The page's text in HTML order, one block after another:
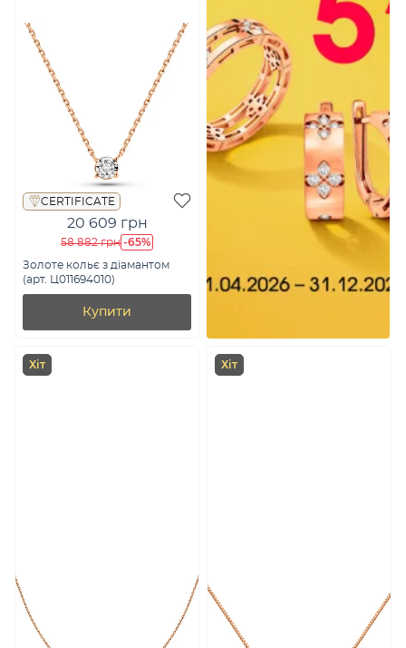
CERTIFICATE
20 609 грн
58 882 грн -65%
Золоте кольє з діамантом
(арт. Ц011694010)
Купити
Хіт Хіт